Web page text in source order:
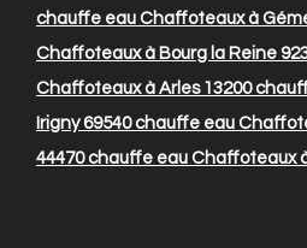
chauffe eau Chaffoteaux à
Chaffoteaux à Bourg la Reine
Chaffoteaux à Arles 13200
Irigny 69540chauffe eau
44470chauffe eau Chaffoteaux